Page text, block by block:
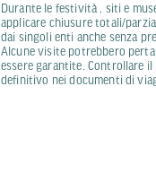
Durante le festività , siti e
applicare chiusure totali/
dai singoli enti anche senza
Alcune visite potrebbero
essere garantite. Controllare il
definitivo nei documenti di